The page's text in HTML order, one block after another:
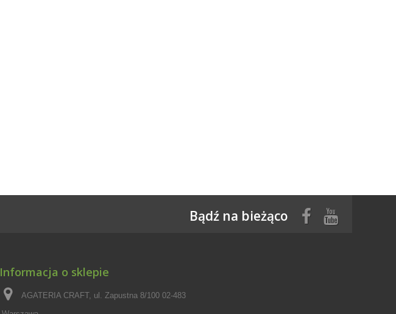
Bądź na bieżąco
Informacja o sklepie
AGATERIA CRAFT, ul. Zapustna 8/100 02-483